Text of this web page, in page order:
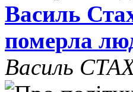
Василь
померла
Василь